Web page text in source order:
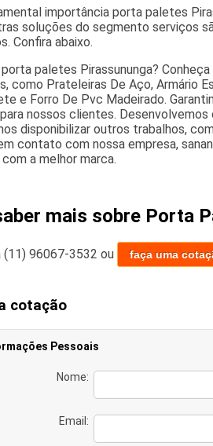
importância porta paletes
soluções do segmento serviços
Confira abaixo.
paletes Pirassununga?
como Prateleiras De Aço, Armário
e Forro De Pvc Madeirado.
nossos clientes.
disponibilizar outros trabalhos,
contato com nossa empresa,
a melhor marca.
mais sobre Porta
(11) 96067-3532 ou faça uma
cotação
Pessoais
Nome:
Email: